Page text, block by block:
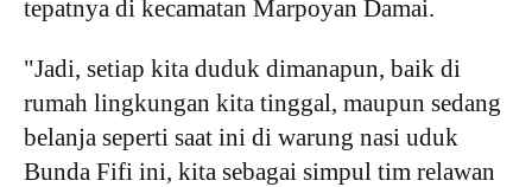
tepatnya di kecamatan Marpoyan Damai.
"Jadi, setiap kita duduk dimanapun, baik di
rumah lingkungan kita tinggal, maupun sedang
belanja seperti saat ini di warung nasi uduk
Bunda Fifi ini, kita sebagai simpul tim relawan